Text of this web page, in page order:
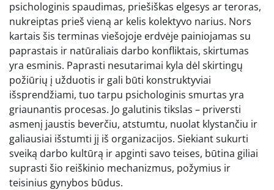
psichologinis spaudimas, priešiškas elgesys ar teroras,
nukreiptas prieš vieną ar kelis kolektyvo narius. Nors
kartais šis terminas viešojoje erdvėje painiojamas su
paprastais ir natūraliais darbo konfliktais, skirtumas
yra esminis. Paprasti nesutarimai kyla dėl skirtingų
požiūrių į užduotis ir gali būti konstruktyviai
išsprendžiami, tuo tarpu psichologinis smurtas yra
griaunantis procesas. Jo galutinis tikslas – priversti
asmenį jaustis beverčiu, atstumtu, nuolat klystančiu ir
galiausiai išstumti jį iš organizacijos. Siekiant sukurti
sveiką darbo kultūrą ir apginti savo teises, būtina giliai
suprasti šio reiškinio mechanizmus, požymius ir
teisinius gynybos būdus.